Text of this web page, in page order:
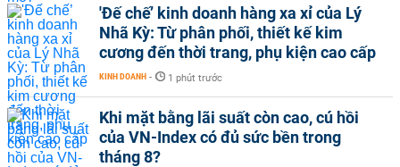
'Đế chế’ kinh doanh hàng xa xỉ của Lý
Nhã Kỳ: Từ phân phối, thiết kế kim
cương đến thời trang, phụ kiện cao cấp
KINH DOANH - 1 phút trước
Khi mặt bằng lãi suất còn cao, cú hồi
của VN-Index có đủ sức bền trong
tháng 8?